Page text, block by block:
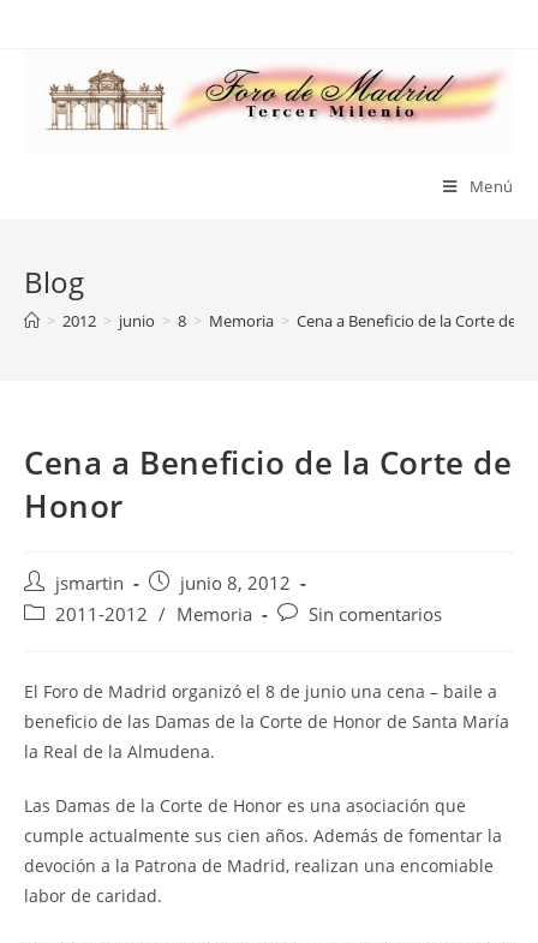
Menú
Blog
> 2012 > junio > 8 > Memoria > Cena a Beneficio de la Corte de
Cena a Beneficio de la Corte de
Honor
Autor
de
jsmartin
Publicación
de
junio 8, 2012
Categoría
entrada:
2011-2012 / Memoria
Comentarios
entrada:
Sin comentarios
El Foro de Madrid organizó el 8 de junio una cena – baile a
beneficio de las Damas de la Corte de Honor de Santa María
la Real de la Almudena.
Las Damas de la Corte de Honor es una asociación que
cumple actualmente sus cien años. Además de fomentar la
devoción a la Patrona de Madrid, realizan una encomiable
labor de caridad.